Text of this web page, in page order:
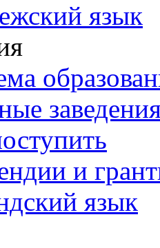
язык
и
язык